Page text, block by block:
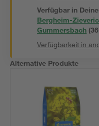
Verfügbar in
Bergheim-
Gummersbach (
Verfügbarkeit in
Alternative Produkte